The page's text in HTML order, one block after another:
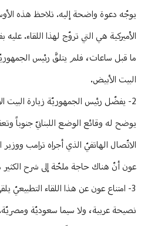
يوجّه دعوة واضحة إليه. تلاحظ هذه
الأميركية هي التي تروّج لهذا اللقاء. عليه
ما قبل ساعات، فلم يتلقَّ رئيس
البيت الأبيض.
2- يفضّل رئيس الجمهوريّة زيارة البيت
يوضح له وقائع الوضع اللبنانيّ جنوباً
الاتّصال الهاتفيّ الذي أجراه ترامب
عون أنّ هناك حاجة ملحّة إلى شرح الكثير
3- امتناع عون عن هذا اللقاء التطبيعيّ
نصيحة عربية، ولا سيما سعوديّة